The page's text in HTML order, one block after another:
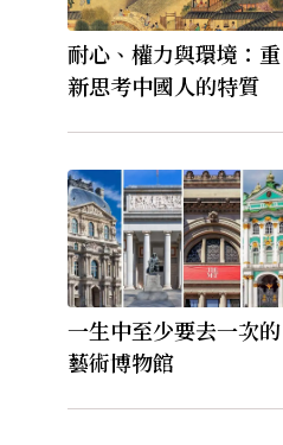
耐心、權力與環境：重
新思考中國人的特質
一生中至少要去一次的
藝術博物館